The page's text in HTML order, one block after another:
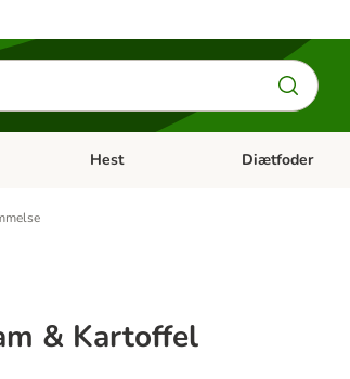
menu: FiskÅben kategori menu: Fugl
Hest Åben kategori
Diætfoder
& Kartoffel